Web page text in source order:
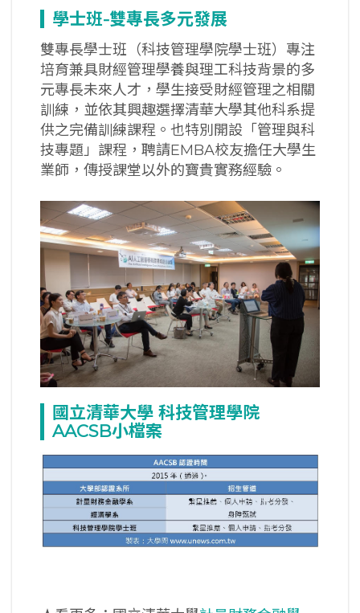
學士班-雙專長多元發展
雙專長學士班（科技管理學院學士班）專注
培育兼具財經管理學養與理工科技背景的多
元專長未來人才，學生接受財經管理之相關
訓練，並依其興趣選擇清華大學其他科系提
供之完備訓練課程。也特別開設「管理與科
技專題」課程，聘請EMBA校友擔任大學生
業師，傳授課堂以外的寶貴實務經驗。
國立清華大學 科技管理學院
AACSB小檔案